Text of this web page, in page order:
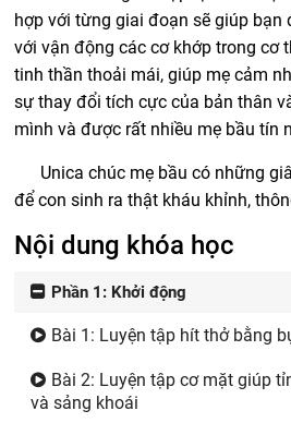
hợp với từng giai đoạn sẽ giúp bạn
với vận động các cơ khớp trong cơ
tinh thần thoải mái, giúp mẹ cảm
sự thay đổi tích cực của bản thân
mình và được rất nhiều mẹ bầu tín
Unica chúc mẹ bầu có những
để con sinh ra thật kháu khỉnh,
Nội dung khóa học
Phần 1: Khởi động
Bài 1: Luyện tập hít thở bằng
Bài 2: Luyện tập cơ mặt giúp
và sảng khoái